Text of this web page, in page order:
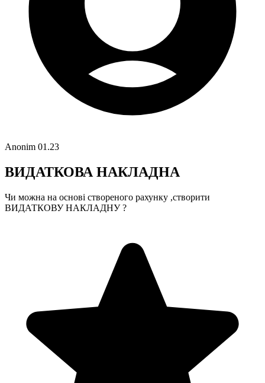
Anonim 01.23
ВИДАТКОВА НАКЛАДНА
Чи можна на основі створеного рахунку ,створити
ВИДАТКОВУ НАКЛАДНУ ?